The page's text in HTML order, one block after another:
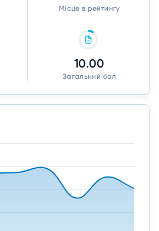
Місце в рейтингу
10.00
Загальний бал